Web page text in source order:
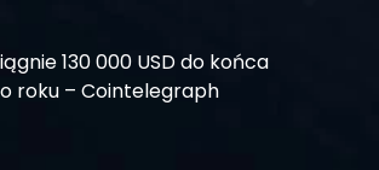
130 000 USD do końca
roku – Cointelegraph